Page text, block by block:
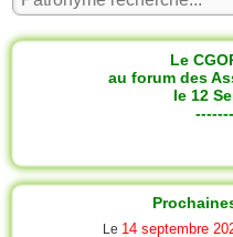
Le
au forum des
le 12
Le 14 septembre